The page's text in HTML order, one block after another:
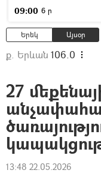
09:00 6 ր
Երեկ Այսօր
ք. Երևան 106.0
27
13:48 22.05.2026